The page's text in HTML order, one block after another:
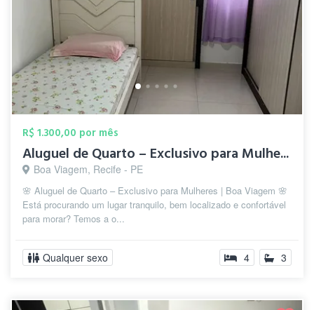
R$ 1.300,00 por mês
Aluguel de Quarto – Exclusivo para Mulhe...
Boa Viagem, Recife - PE
🌸 Aluguel de Quarto – Exclusivo para Mulheres | Boa Viagem 🌸
Está procurando um lugar tranquilo, bem localizado e confortável
para morar? Temos a o...
Qualquer sexo 4 3